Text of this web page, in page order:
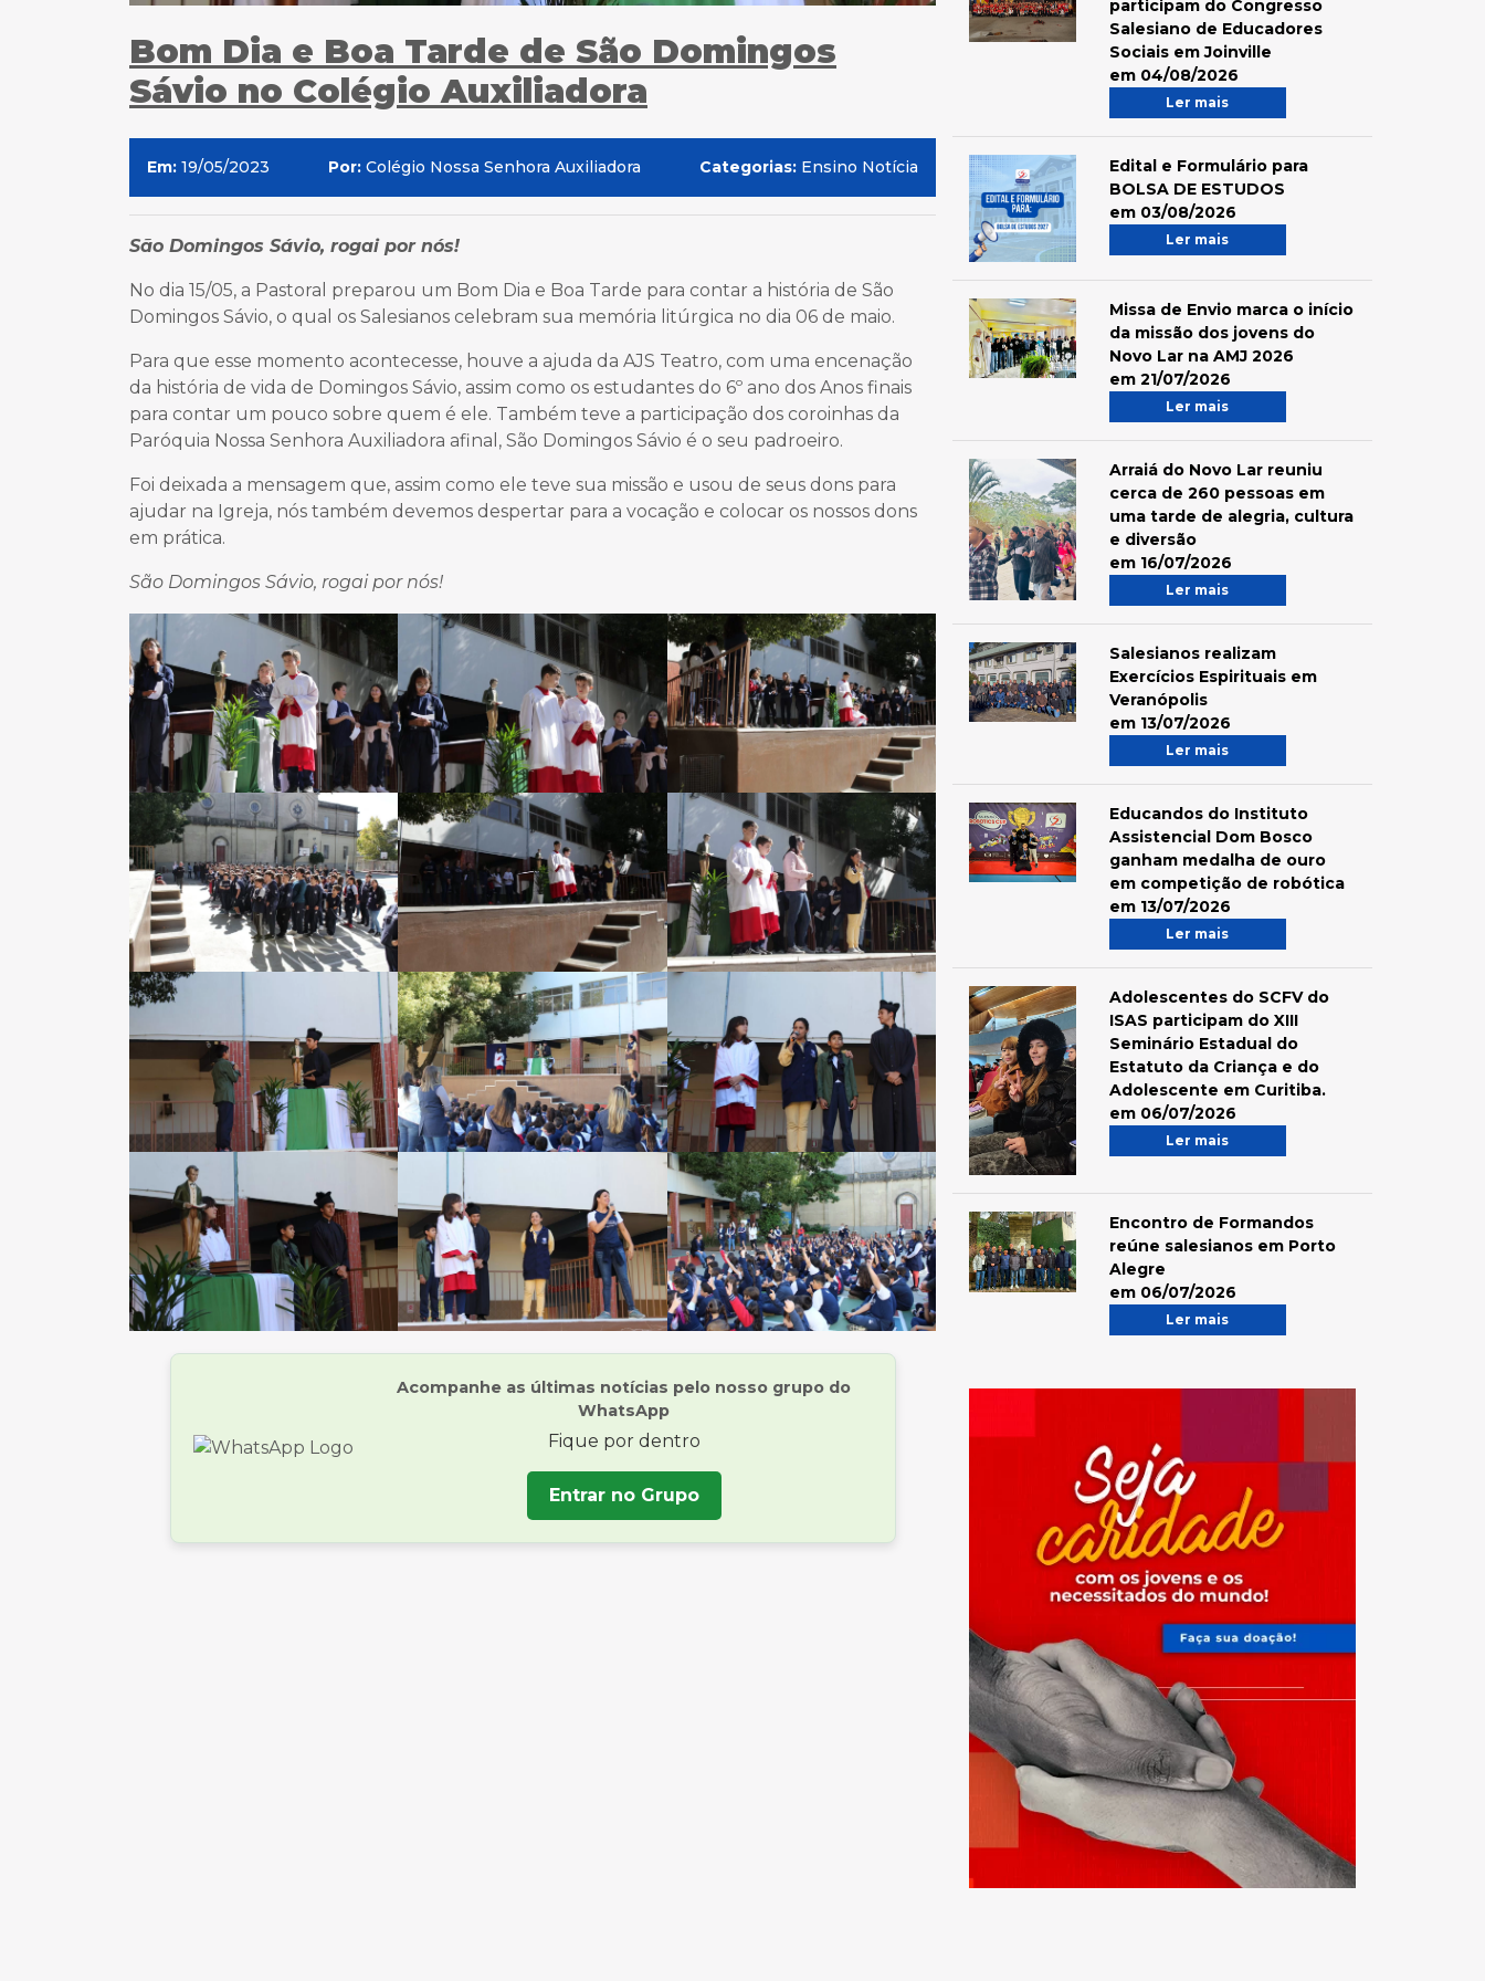
Bom Dia e Boa Tarde de São Domingos
Sávio no Colégio Auxiliadora
Em: 19/05/2023 Por: Colégio Nossa Senhora Auxiliadora Categorias: Ensino Notícia
São Domingos Sávio, rogai por nós!
No dia 15/05, a Pastoral preparou um Bom Dia e Boa Tarde para contar a história de São
Domingos Sávio, o qual os Salesianos celebram sua memória litúrgica no dia 06 de maio.
Para que esse momento acontecesse, houve a ajuda da AJS Teatro, com uma encenação
da história de vida de Domingos Sávio, assim como os estudantes do 6º ano dos Anos finais
para contar um pouco sobre quem é ele. Também teve a participação dos coroinhas da
Paróquia Nossa Senhora Auxiliadora afinal, São Domingos Sávio é o seu padroeiro.
Foi deixada a mensagem que, assim como ele teve sua missão e usou de seus dons para
ajudar na Igreja, nós também devemos despertar para a vocação e colocar os nossos dons
em prática.
São Domingos Sávio, rogai por nós!
Acompanhe as últimas notícias pelo nosso grupo do
WhatsApp
Fique por dentro
Entrar no Grupo
participam do Congresso
Salesiano de Educadores
Sociais em Joinville
em 04/08/2026
Ler mais
Edital e Formulário para
BOLSA DE ESTUDOS
em 03/08/2026
Ler mais
Missa de Envio marca o início
da missão dos jovens do
Novo Lar na AMJ 2026
em 21/07/2026
Ler mais
Arraiá do Novo Lar reuniu
cerca de 260 pessoas em
uma tarde de alegria, cultura
e diversão
em 16/07/2026
Ler mais
Salesianos realizam
Exercícios Espirituais em
Veranópolis
em 13/07/2026
Ler mais
Educandos do Instituto
Assistencial Dom Bosco
ganham medalha de ouro
em competição de robótica
em 13/07/2026
Ler mais
Adolescentes do SCFV do
ISAS participam do XIII
Seminário Estadual do
Estatuto da Criança e do
Adolescente em Curitiba.
em 06/07/2026
Ler mais
Encontro de Formandos
reúne salesianos em Porto
Alegre
em 06/07/2026
Ler mais